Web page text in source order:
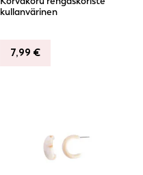
kullanvärinen
7,99 €